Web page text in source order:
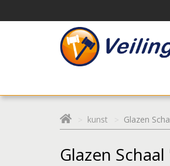
kunst Glazen
Glazen